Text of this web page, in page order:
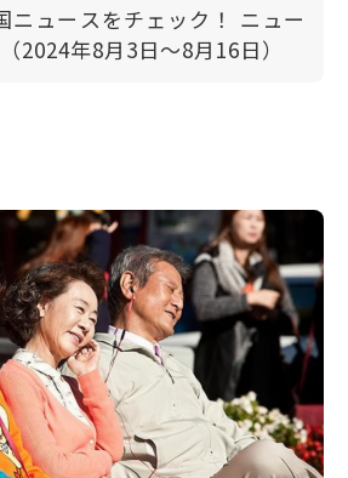
ニュースをチェック！ ニュー
2024年8月3日～8月16日）